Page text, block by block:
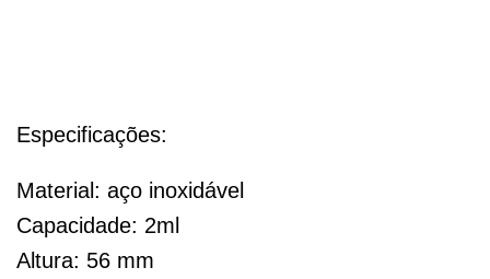
Especificações:
Material: aço inoxidável
Capacidade: 2ml
Altura: 56 mm